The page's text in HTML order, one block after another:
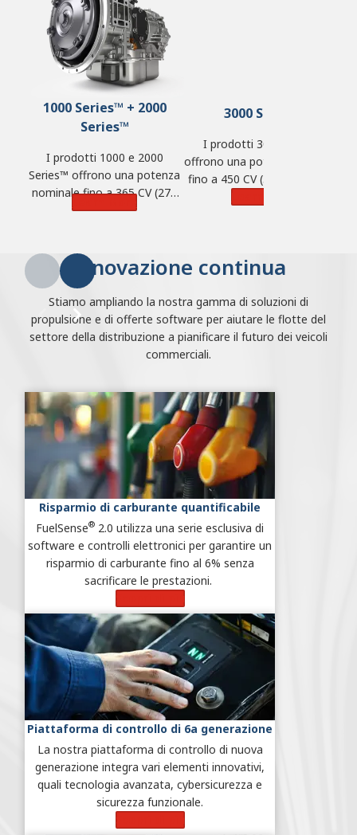
1000 Series™ + 2000
Series™
I prodotti 1000 e 2000
Series™ offrono una potenza
nominale fino a 365 CV (272
kW), 700 lb-ft di coppia (950
3000 Series™
I prodotti 3000 Series™
offrono una potenza nominale
fino a 450 CV (336 kW), 1.250
Innovazione continua
Stiamo ampliando la nostra gamma di soluzioni di
propulsione e di offerte software per aiutare le flotte del
settore della distribuzione a pianificare il futuro dei veicoli
commerciali.
Risparmio di carburante quantificabile
FuelSense® 2.0 utilizza una serie esclusiva di
software e controlli elettronici per garantire un
risparmio di carburante fino al 6% senza
sacrificare le prestazioni.
Piattaforma di controllo di 6a generazione
La nostra piattaforma di controllo di nuova
generazione integra vari elementi innovativi,
quali tecnologia avanzata, cybersicurezza e
sicurezza funzionale.